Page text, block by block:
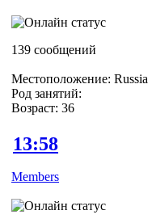
139 сообщений
Местоположение: Russia
Род занятий:
Возраст: 36
13:58
Members